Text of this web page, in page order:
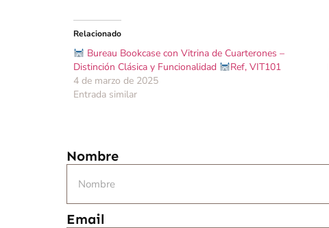
Relacionado
Bureau Bookcase con Vitrina de Cuarterones –
Distinción Clásica y Funcionalidad
Ref, VIT101
4 de marzo de 2025
Entrada similar
Nombre
Email